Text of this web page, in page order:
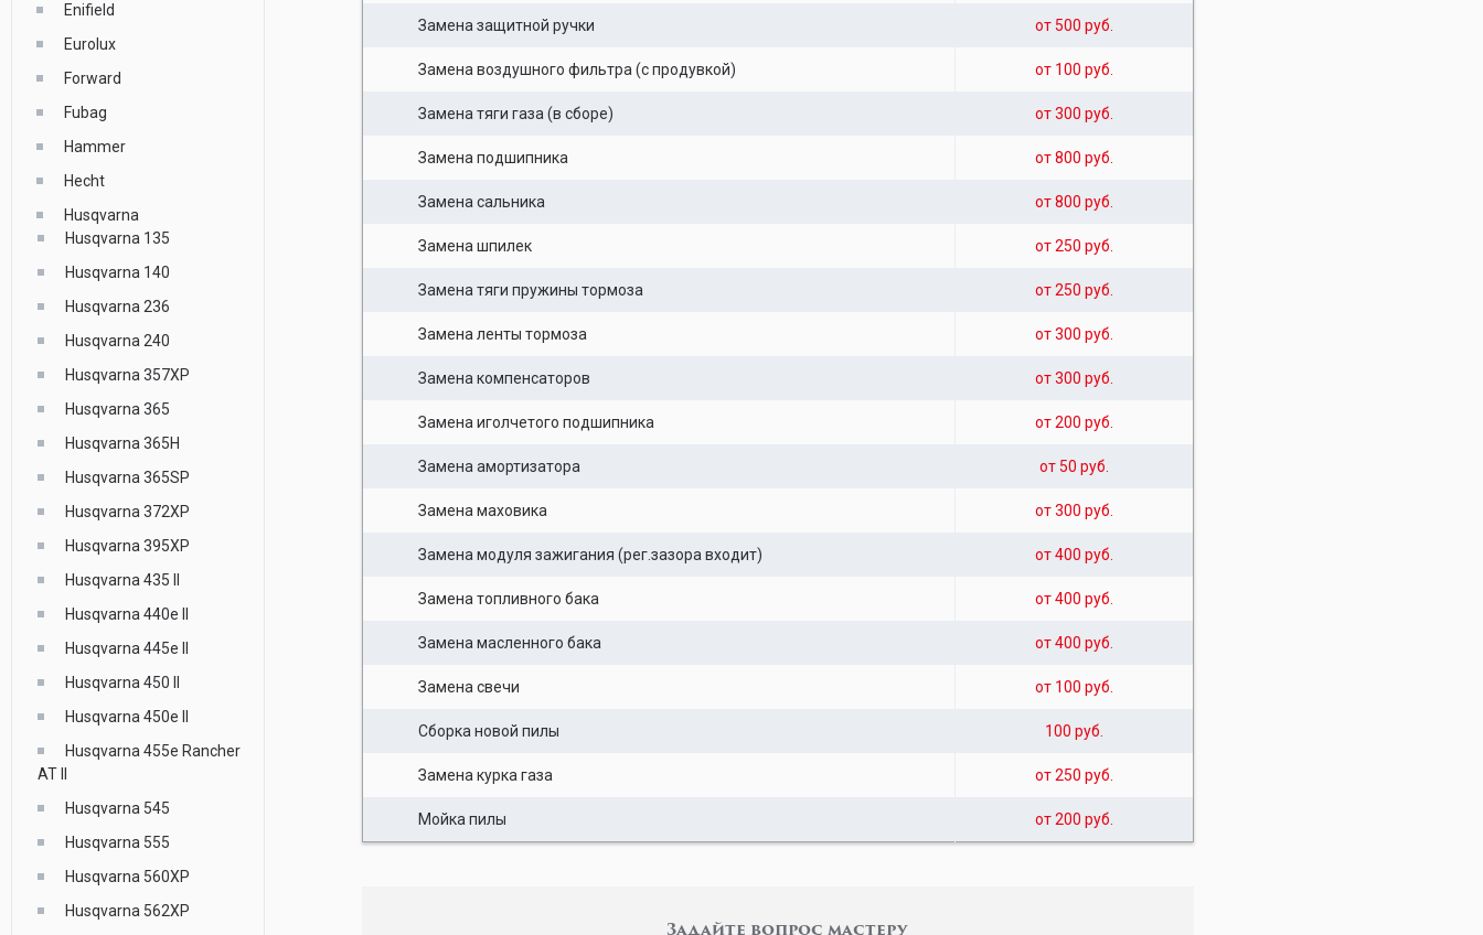
Enifield
Eurolux
Forward
Fubag
Hammer
Hecht
Husqvarna
Husqvarna 135
Husqvarna 140
Husqvarna 236
Husqvarna 240
Husqvarna 357XP
Husqvarna 365
Husqvarna 365H
Husqvarna 365SP
Husqvarna 372XP
Husqvarna 395XP
Husqvarna 435 II
Husqvarna 440e II
Husqvarna 445e II
Husqvarna 450 II
Husqvarna 450e II
Husqvarna 455e Rancher
AT II
Husqvarna 545
Husqvarna 555
Husqvarna 560XP
Husqvarna 562XP
Замена защитной ручки от 500 руб.
Замена воздушного фильтра (с продувкой) от 100 руб.
Замена тяги газа (в сборе) от 300 руб.
Замена подшипника от 800 руб.
Замена сальника от 800 руб.
Замена шпилек от 250 руб.
Замена тяги пружины тормоза от 250 руб.
Замена ленты тормоза от 300 руб.
Замена компенсаторов от 300 руб.
Замена иголчетого подшипника от 200 руб.
Замена амортизатора от 50 руб.
Замена маховика от 300 руб.
Замена модуля зажигания (рег.зазора входит) от 400 руб.
Замена топливного бака от 400 руб.
Замена масленного бака от 400 руб.
Замена свечи от 100 руб.
Сборка новой пилы 100 руб.
Замена курка газа от 250 руб.
Мойка пилы от 200 руб.
Задайте вопрос мастеру